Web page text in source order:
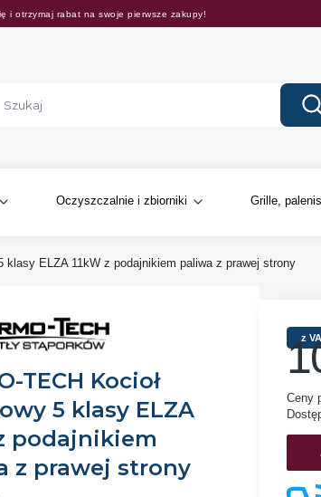
i otrzymaj rabat na swoje pierwsze zakupy!
Wyczyść
Oczyszczalnie i zbiorniki Grille,
klasy ELZA 11kW z podajnikiem paliwa z prawej strony
TECH Kocioł
5 klasy ELZA
podajnikiem
z prawej strony
z
Cena
Ceny